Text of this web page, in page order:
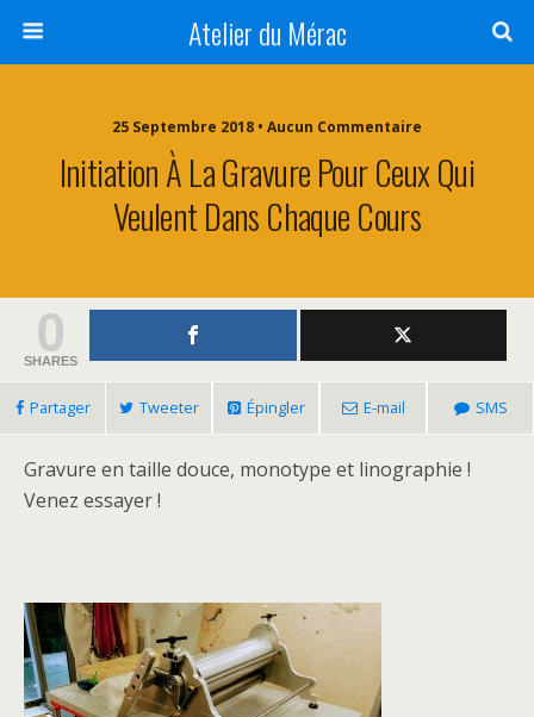
Atelier du Mérac
25 Septembre 2018 • Aucun Commentaire
Initiation À La Gravure Pour Ceux Qui
Veulent Dans Chaque Cours
0
SHARES
Partager Tweeter Épingler E-mail SMS
Gravure en taille douce, monotype et linographie !
Venez essayer !